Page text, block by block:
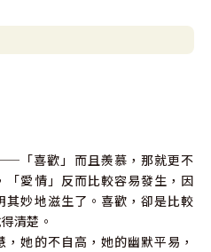
「喜歡」而且羨慕，那就更不
「愛情」反而比較容易發生，因
其妙地滋生了。喜歡，卻是比較
清楚。
她的不自高，她的幽默平易，